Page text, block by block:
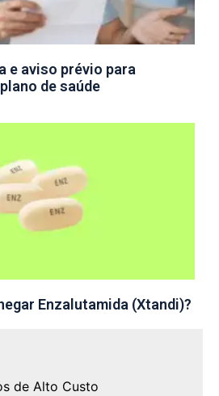
e aviso prévio para
de saúde
Enzalutamida (Xtandi)?
de Alto Custo